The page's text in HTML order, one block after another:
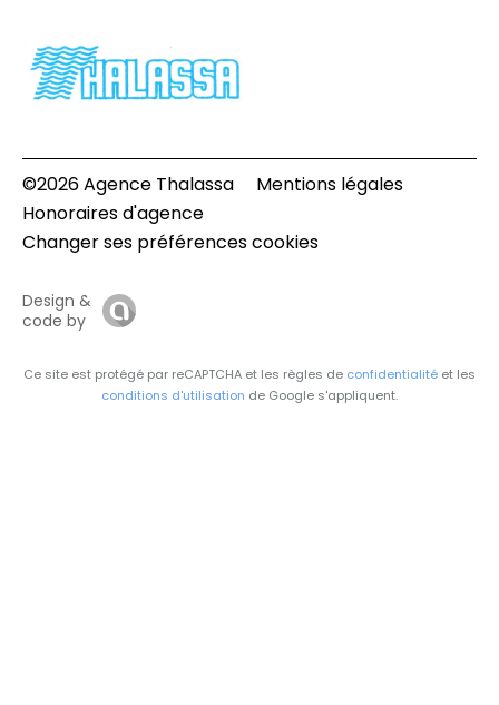
©2026 Agence Thalassa
Mentions légales
Honoraires d'agence
Changer ses préférences cookies
Design &
code by
Ce site est protégé par reCAPTCHA et les règles de confidentialité et les
conditions d'utilisation de Google s'appliquent.